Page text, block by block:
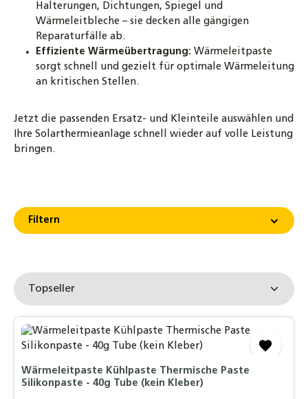
Halterungen, Dichtungen, Spiegel und
Wärmeleitbleche – sie decken alle gängigen
Reparaturfälle ab.
Effiziente Wärmeübertragung: Wärmeleitpaste
sorgt schnell und gezielt für optimale Wärmeleitung
an kritischen Stellen.
Jetzt die passenden Ersatz- und Kleinteile auswählen und
Ihre Solarthermieanlage schnell wieder auf volle Leistung
bringen.
Filtern
Wärmeleitpaste Kühlpaste Thermische Paste
Silikonpaste - 40g Tube (kein Kleber)